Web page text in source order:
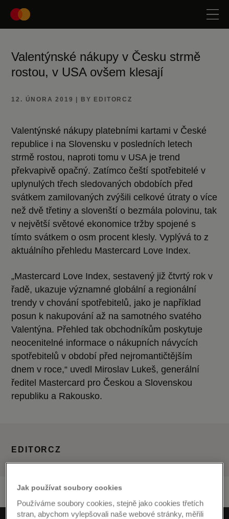
Valentýnské nákupy v Česku strmě
rostou, v USA ovšem klesají
12. ÚNORA 2019 | BY EDITORCZ
Valentýnské nákupy platebními kartami v České
republice i na Slovensku v posledních letech
strmě rostou, naproti tomu v USA je trend
překvapivě opačný. Zatímco čeští spotřebitelé v
uplynulých třech sledovaných obdobích před
svátkem zamilovaných zvýšili celkové útraty o více
než dvě třetiny a slovenští o bezmála polovinu, tak
v největší světové ekonomice tržby spojené s
tímto svátkem o osm procent klesly. Vyplývá to z
aktuálního přehledu Mastercard Love Index.
„Mastercard Love Index, sestavený již čtvrtý rok v
řadě, ukazuje významné globální a regionální
trendy v chování spotřebitelů, jako je například
posun k nakupování až na samotného svatého
Valentýna. Přehled tak obchodníkům poskytuje
neocenitelné informace o nákupních návycích
spotřebitelů v období před nejromantičtějším
dnem v roce,“ uvedl Miroslav Lukeš, generální
ředitel Mastercard pro Českou a Slovenskou
republiku a Rakousko.
EDITORCZ
Jak používat soubory cookies
Používáme soubory cookies, stejně jako cookies třetích
stran, abychom vylepšovali naše webové stránky, měřili